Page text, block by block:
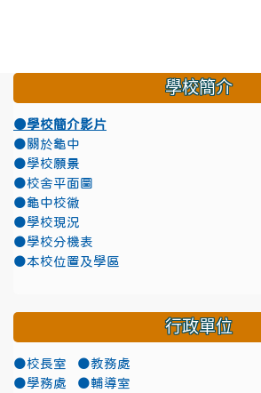
學校簡介
●學校簡介影片
●關於龜中
●學校願景
●校舍平面圖
●龜中校徽
●學校現況
●學校分機表
●本校位置及學區
行政單位
●校長室
●教務處
●學務處
●輔導室